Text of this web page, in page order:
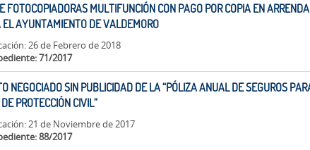
FOTOCOPIADORAS MULTIFUNCIÓN CON PAGO POR COPIA EN
EL AYUNTAMIENTO DE VALDEMORO
26 de Febrero de 2018
71/2017
NEGOCIADO SIN PUBLICIDAD DE LA “PÓLIZA ANUAL DE SEGUROS
PROTECCIÓN CIVIL”
21 de Noviembre de 2017
88/2017